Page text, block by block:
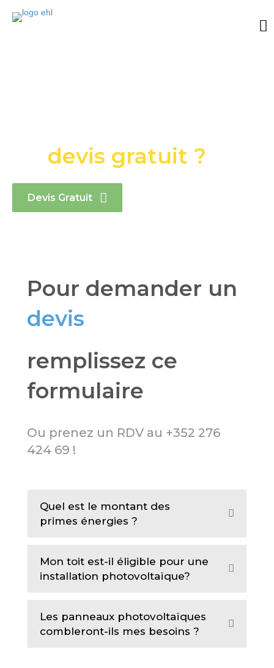
devis gratuit ?
Devis Gratuit
Pour demander un
devis
remplissez ce
formulaire
Ou prenez un RDV au +352 276
424 69 !
Quel est le montant des
primes énergies ?
Mon toit est-il éligible pour une
installation photovoltaïque?
Les panneaux photovoltaïques
combleront-ils mes besoins ?